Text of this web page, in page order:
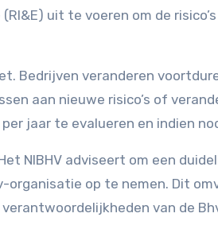
uit te voeren om de
Bedrijven veranderen
aan nieuwe risico’s of
jaar te evalueren en indien
NIBHV adviseert om een
op te nemen. Dit
van de